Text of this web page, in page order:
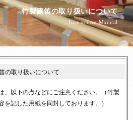
竹製篠笛の取り扱いについて
Instruction Manual
の取り扱いについて
、以下の点などにご注意ください。（竹製
記した用紙を同封しております。）